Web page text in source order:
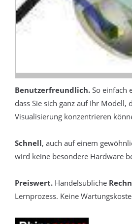
Benutzerfreundlich. So einfach
dass Sie sich ganz auf Ihr Modell,
Visualisierung konzentrieren
Schnell, auch auf einem
wird keine besondere Hardware
Preiswert. Handelsübliche
Lernprozess. Keine